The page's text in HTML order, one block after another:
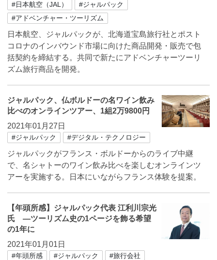
#日本航空（JAL）
#ジャルパック
#アドベンチャー・ツーリズム
日本航空、ジャルパックが、北海道宝島旅行社とポスト
コロナのインバウンド市場に向けた商品開発・販売で包
括契約を締結する。共同で新たにアドベンチャーツーリ
ズム旅行商品を開発。
ジャルパック、仏ボルドーの名ワイン飲み
比べのオンラインツアー、1組2万9800円
2021年01月27日
#ジャルパック #デジタル・テクノロジー
ジャルパックがフランス・ボルドーからのライブ中継
で、名シャトーのワイン飲み比べを楽しむオンラインツ
アーを実施する。日本にいながらフランス体験を提案。
【年頭所感】ジャルパック代表 江利川宗光
氏 ―ツーリズム史の1ページを飾る希望
の1年に
2021年01月01日
#年頭所感 #ジャルパック #旅行会社